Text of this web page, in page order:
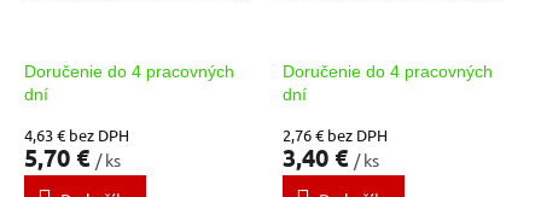
Doručenie do 4 pracovných
dní
4,63 € bez DPH
5,70 € / ks
Doručenie do 4 pracovných
dní
2,76 € bez DPH
3,40 € / ks